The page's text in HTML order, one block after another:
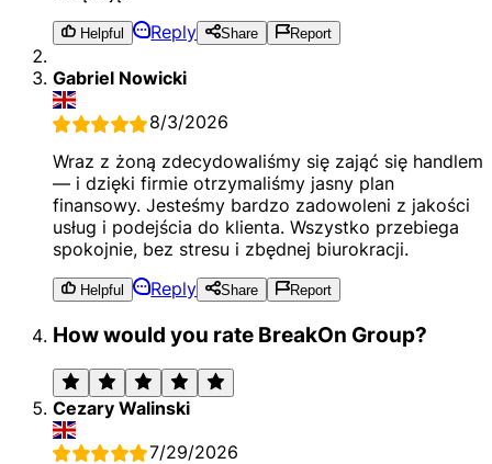
Helpful Reply Share Report
Gabriel Nowicki
8/3/2026
Wraz z żoną zdecydowaliśmy się zająć się handlem
— i dzięki firmie otrzymaliśmy jasny plan
finansowy. Jesteśmy bardzo zadowoleni z jakości
usług i podejścia do klienta. Wszystko przebiega
spokojnie, bez stresu i zbędnej biurokracji.
Helpful Reply Share Report
How would you rate BreakOn Group?
Cezary Walinski
7/29/2026